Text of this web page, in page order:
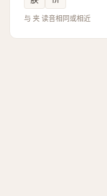
与 夹 读音相同或相近